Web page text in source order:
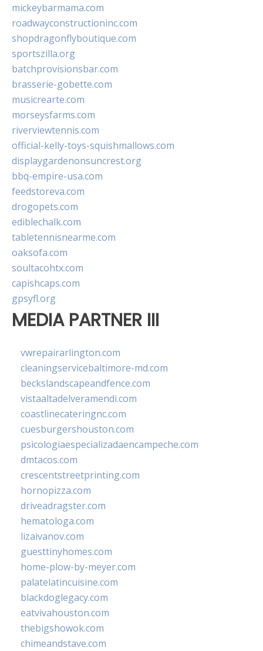
mickeybarmama.com
roadwayconstructioninc.com
shopdragonflyboutique.com
sportszilla.org
batchprovisionsbar.com
brasserie-gobette.com
musicrearte.com
morseysfarms.com
riverviewtennis.com
official-kelly-toys-squishmallows.com
displaygardenonsuncrest.org
bbq-empire-usa.com
feedstoreva.com
drogopets.com
ediblechalk.com
tabletennisnearme.com
oaksofa.com
soultacohtx.com
capishcaps.com
gpsyfl.org
MEDIA PARTNER III
vwrepairarlington.com
cleaningservicebaltimore-md.com
beckslandscapeandfence.com
vistaaltadelveramendi.com
coastlinecateringnc.com
cuesburgershouston.com
psicologiaespecializadaencampeche.com
dmtacos.com
crescentstreetprinting.com
hornopizza.com
driveadragster.com
hematologa.com
lizaivanov.com
guesttinyhomes.com
home-plow-by-meyer.com
palatelatincuisine.com
blackdoglegacy.com
eatvivahouston.com
thebigshowok.com
chimeandstave.com